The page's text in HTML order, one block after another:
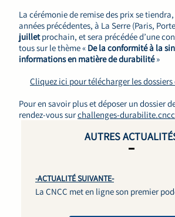
La cérémonie de remise des prix se
années précédentes, à La Serre (Paris,
juilletprochain, et sera précédée d’une
tous sur le thème « De la conformité à la
informations en matière de durabilité»
Cliquez ici pour télécharger les
Pour en savoir plus et déposer un dossier
rendez-vous surchallenges-
AUTRES
-ACTUALITÉ SUIVANTE-
La CNCC met en ligne son premier